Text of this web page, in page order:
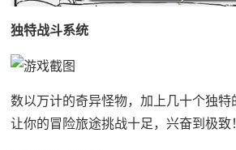
独特战斗系统
数以万计的奇异怪物，加上几十个独特
让你的冒险旅途挑战十足，兴奋到极致！